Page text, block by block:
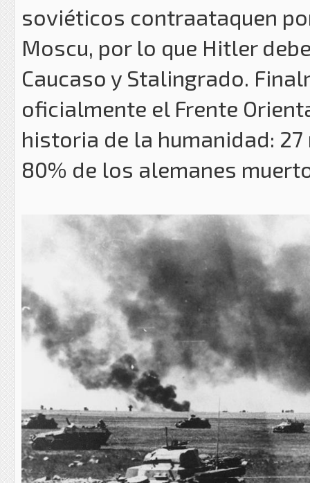
soviéticos contraataquen
Moscu, por lo que Hitler
Caucaso y Stalingrado.
oficialmente el Frente
historia de la humanidad:
80% de los alemanes